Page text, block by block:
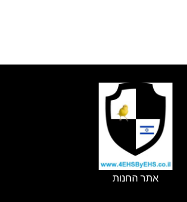
אתר החנות